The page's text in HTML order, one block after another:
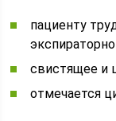
пациенту
свистящее и
отмечается